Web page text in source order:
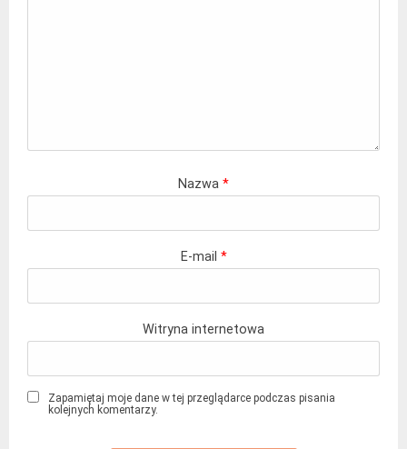
Nazwa *
E-mail *
Witryna internetowa
Zapamiętaj moje dane w tej przeglądarce podczas pisania
kolejnych komentarzy.